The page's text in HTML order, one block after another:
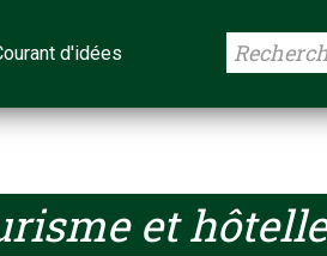
d'idées
et